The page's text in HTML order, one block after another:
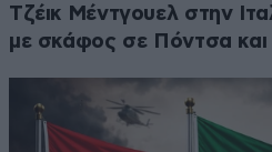
Τζέικ Μέντγουελ στην
με σκάφος σε Πόντσα και